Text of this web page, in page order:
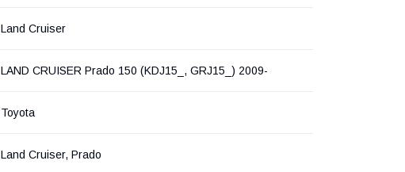
Land Cruiser
LAND CRUISER Prado 150 (KDJ15_, GRJ15_) 2009-
Toyota
Land Cruiser, Prado